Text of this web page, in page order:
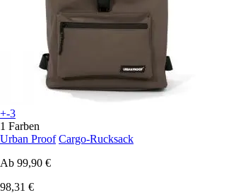
+-3
1 Farben
Urban Proof Cargo-Rucksack
Ab 99,90 €
98,31 €